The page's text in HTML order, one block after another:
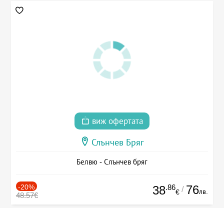
виж офертата
Слънчев Бряг
Белвю - Слънчев бряг
-20%
48.57€ 38.86
€ / 76лв.